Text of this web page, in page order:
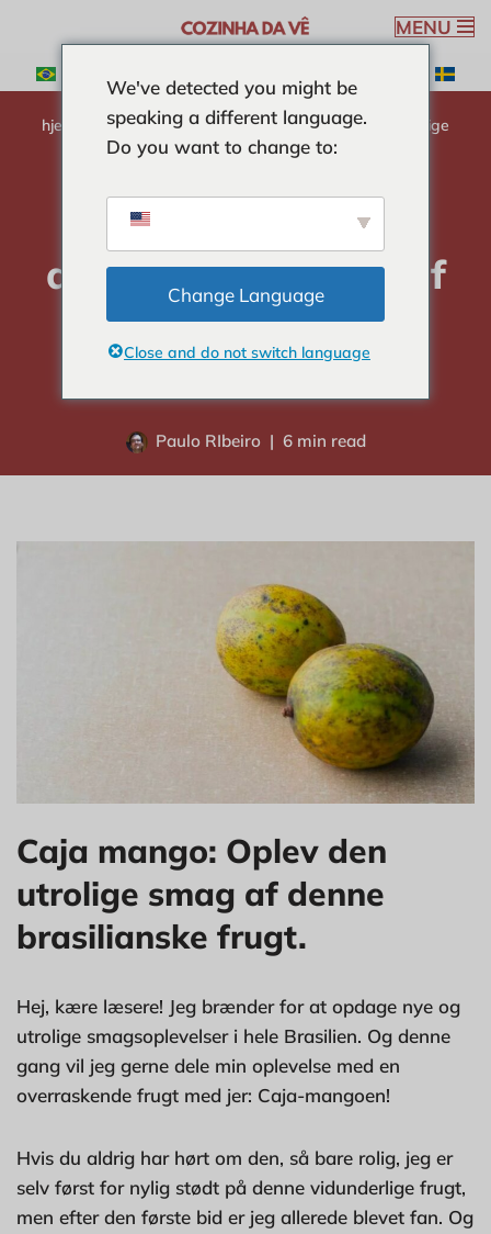
til
indhold
MENU
hjem INGREDIENSER -Caja mango: Oplev den utrolige
smag af denne brasilianske frugt.
Caja mango: Oplev
den utrolige smag af
denne brasilianske
frugt.
Paulo RIbeiro 6 min read
Caja mango: Oplev den
utrolige smag af denne
brasilianske frugt.
Hej, kære læsere! Jeg brænder for at opdage nye og
utrolige smagsoplevelser i hele Brasilien. Og denne
gang vil jeg gerne dele min oplevelse med en
overraskende frugt med jer: Caja-mangoen!
Hvis du aldrig har hørt om den, så bare rolig, jeg er
selv først for nylig stødt på denne vidunderlige frugt,
men efter den første bid er jeg allerede blevet fan. Og
We've detected you might be
speaking a different language.
Do you want to change to:
Change Language
Close and do not switch language